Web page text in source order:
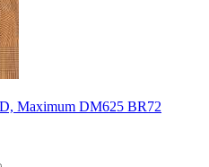
Maximum DM625 BR72